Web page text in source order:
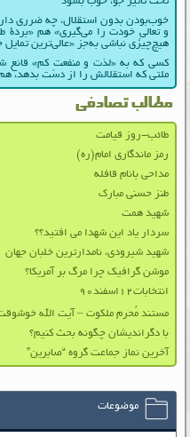
خوب‌بودن بدون استقلال، چه ضرری
و تعالیِ خودت را می‌گیری» هم «بردۀ
هیچ‌چیزی نباشی به‌جز «عالی‌ترین
کسی که به «لذت و منفعتِ کم» قانع
ملتی که استقلالش را از دست بدهد،
مطالب تصادفی
طائب-روز قیامت
رمز ماندگاری امام(ره)
مداحی بانام قافله
طنز حسنی مبارک
شهید همت
سردار یاد این شهدا می افتید؟؟
شهيد شيرودی، نامدارترين خلبان جهان
موشن گرافیک چرا مرگ بر آمریکا؟
انتخابات۱۲اسفند۹۰
مستند مُحرم ملکوت – آیت الله
با دگرانديشان چگونه بحث کنيم؟
آخرین نماز جماعت گروه “صابرین”
موضوعات